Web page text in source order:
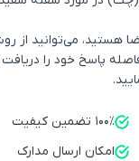
هستید، می‌توانید از
پاسخ خود را دریافت
۱۰۰٪ تضمین کیفیت
امکان ارسال مدارک